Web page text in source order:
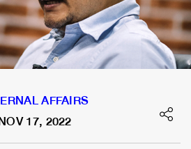
AFFAIRS
NOV 17, 2022